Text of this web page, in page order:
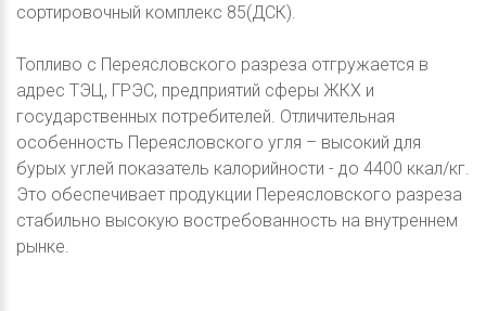
сортировочный комплекс 85(ДСК).
Топливо с Переясловского разреза отгружается в
адрес ТЭЦ, ГРЭС, предприятий сферы ЖКХ и
государственных потребителей. Отличительная
особенность Переясловского угля – высокий для
бурых углей показатель калорийности - до 4400 ккал/кг.
Это обеспечивает продукции Переясловского разреза
стабильно высокую востребованность на внутреннем
рынке.